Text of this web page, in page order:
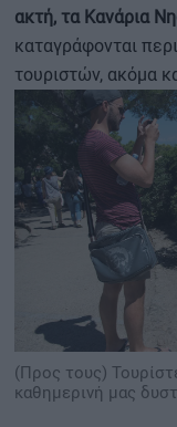
ακτή, τα Κανάρια
καταγράφονται
τουριστών, ακόμα
(Προς τους)
καθημερινή μας